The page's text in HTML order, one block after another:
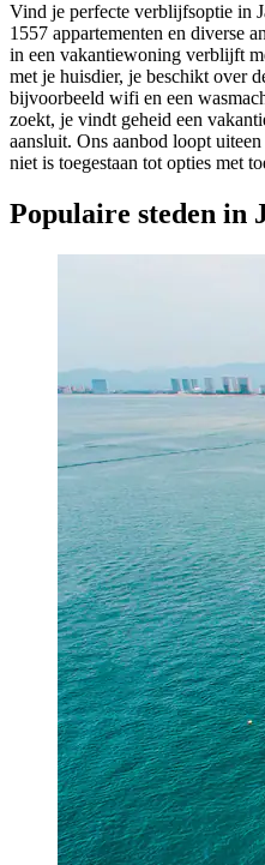
Vind je perfecte verblijfsoptie in
1557 appartementen en diverse
in een vakantiewoning verblijft
met je huisdier, je beschikt over
bijvoorbeeld wifi en een
zoekt, je vindt geheid een
aansluit. Ons aanbod loopt
niet is toegestaan tot opties met
Populaire steden in